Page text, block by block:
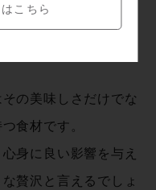
こちら
の美味しさだけでな
食材です。
身に良い影響を与え
贅沢と言えるでしょ